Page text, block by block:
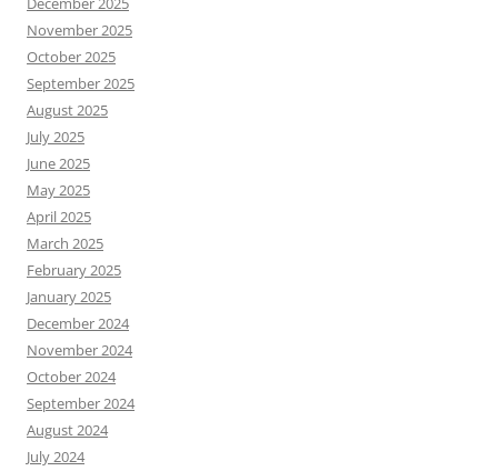
November 2025
October 2025
September 2025
August 2025
July 2025
June 2025
May 2025
April 2025
March 2025
February 2025
January 2025
December 2024
November 2024
October 2024
September 2024
August 2024
July 2024